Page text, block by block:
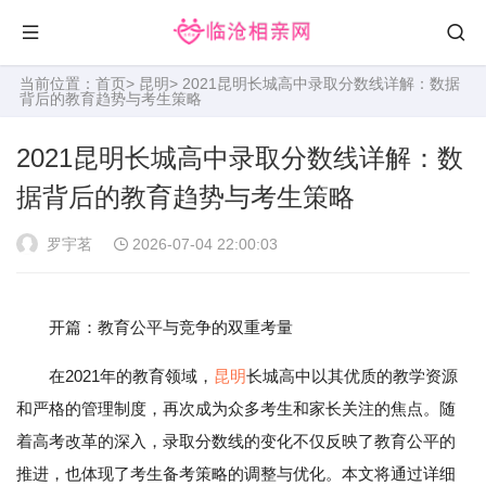
当前位置： 首页> 昆明> 2021昆明长城高中录取分数线详解：数据
背后的教育趋势与考生策略
2021昆明长城高中录取分数线详解：数
据背后的教育趋势与考生策略
罗宇茗 2026-07-04 22:00:03
开篇：教育公平与竞争的双重考量
在2021年的教育领域， 昆明长城高中以其优质的教学资源
和严格的管理制度，再次成为众多考生和家长关注的焦点。随
着高考改革的深入，录取分数线的变化不仅反映了教育公平的
推进，也体现了考生备考策略的调整与优化。本文将通过详细